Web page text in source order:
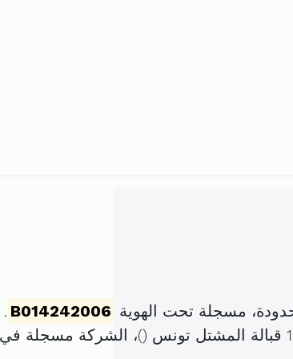
مسجلة تحت الهوية B014242006
.
)، الشركة مسجلة